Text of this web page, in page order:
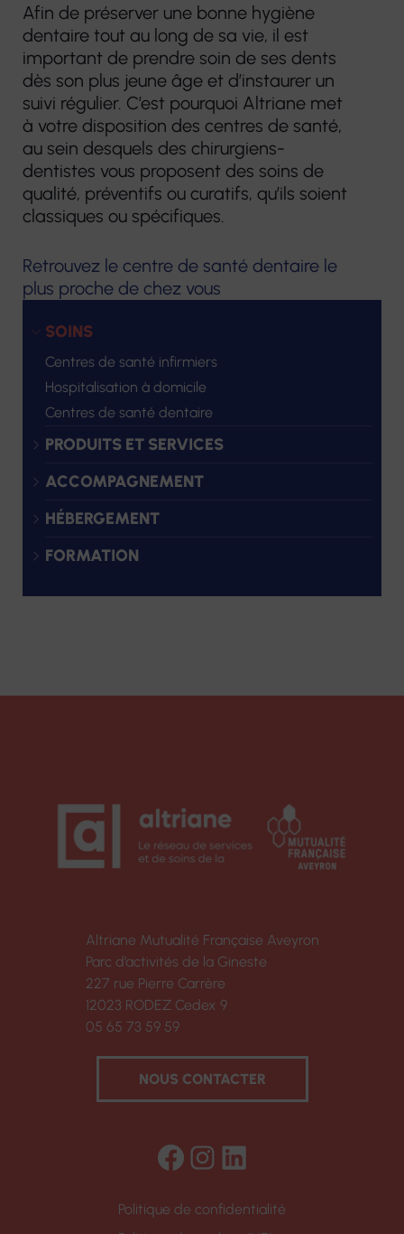
Afin de préserver une bonne hygiène
dentaire tout au long de sa vie, il est
important de prendre soin de ses dents
dès son plus jeune âge et d’instaurer un
suivi régulier. C’est pourquoi Altriane met
à votre disposition des centres de santé,
au sein desquels des chirurgiens-
dentistes vous proposent des soins de
qualité, préventifs ou curatifs, qu’ils soient
classiques ou spécifiques.
Retrouvez le centre de santé dentaire le
plus proche de chez vous
SOINS
Centres de santé infirmiers
Hospitalisation à domicile
Centres de santé dentaire
PRODUITS ET SERVICES
ACCOMPAGNEMENT
HÉBERGEMENT
FORMATION
Altriane Mutualité Française Aveyron
Parc d’activités de la Gineste
227 rue Pierre Carrère
12023 RODEZ Cedex 9
05 65 73 59 59
NOUS CONTACTER
Facebook
Instagram
LinkedIn
Politique de confidentialité